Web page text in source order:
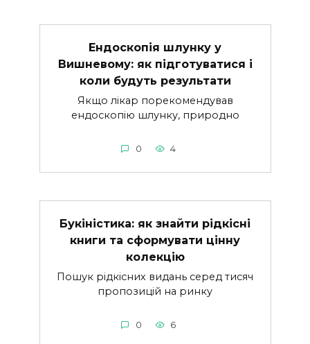
Ендоскопія шлунку у
Вишневому: як підготуватися і
коли будуть результати
Якщо лікар порекомендував
ендоскопію шлунку, природно
0 4
Букіністика: як знайти рідкісні
книги та сформувати цінну
колекцію
Пошук рідкісних видань серед тисяч
пропозицій на ринку
0 6